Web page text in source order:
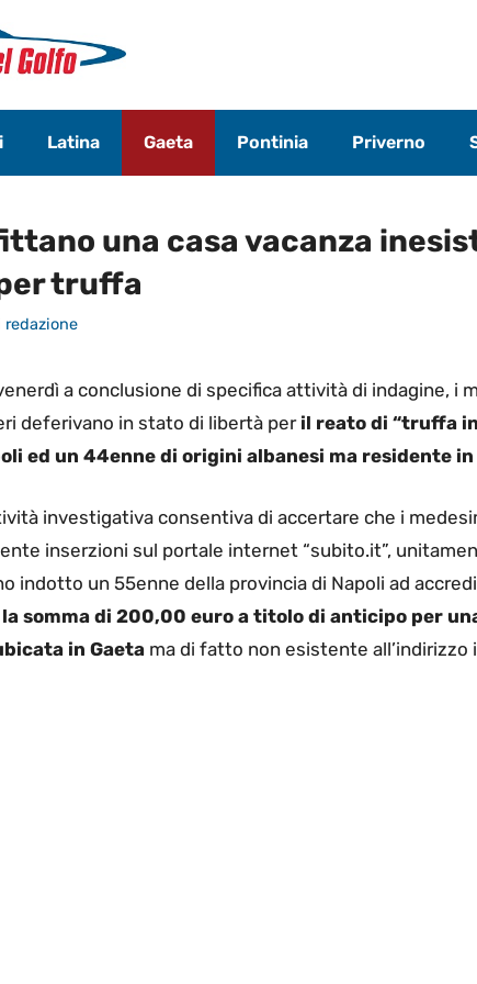
Latina Gaeta Pontinia Priverno
una casa vacanza
truffa
redazione
a conclusione di specifica attività di indagine, i
deferivano in stato di libertà peril reato di “truffa
ed un 44enne di origini albanesi ma residente
investigativa consentiva di accertare che i
inserzioni sul portale internet “subito.it”,
indotto un 55enne della provincia di Napoli ad
la somma di 200,00 euro a titolo di anticipo per
in Gaeta ma di fatto non esistente all’indirizzo